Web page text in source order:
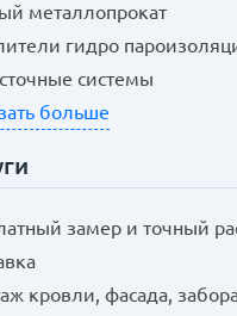
металлопрокат
гидро
системы
больше
замер и точный
кровли, фасада,